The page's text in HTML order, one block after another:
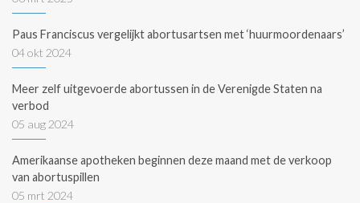
Paus Franciscus vergelijkt abortusartsen met ‘huurmoordenaars’
04 okt 2024
Meer zelf uitgevoerde abortussen in de Verenigde Staten na
verbod
05 aug 2024
Amerikaanse apotheken beginnen deze maand met de verkoop
van abortuspillen
05 mrt 2024